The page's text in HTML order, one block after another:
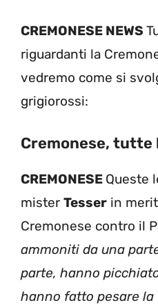
CREMONESE NEWS
riguardanti la
vedremo come si
grigiorossi:
Cremonese,
CREMONESE Queste
mister Tesser in
Cremonese contro il
ammoniti da una
parte, hanno
hanno fatto pesare